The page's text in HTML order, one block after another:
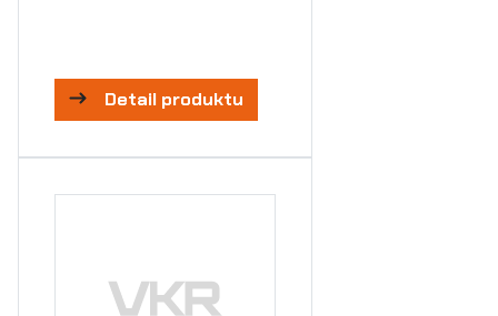
Detail produktu